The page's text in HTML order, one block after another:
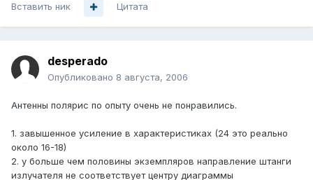
Вставить ник Цитата
desperado
Опубликовано 8 августа, 2006
Антенны полярис по опыту очень не понравились.
1. завышенное усиление в характеристиках (24 это реально
около 16-18)
2. у больше чем половины экземпляров направление штанги
излучателя не соответствует центру диаграммы